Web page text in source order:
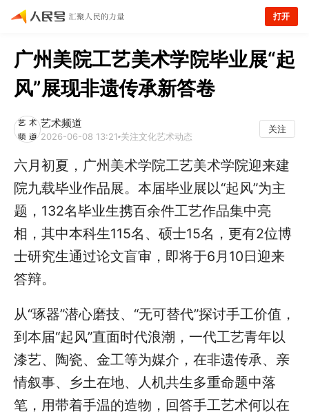
打开
广州美院工艺美术学院毕业展“起
风”展现非遗传承新答卷
艺术频道
2026-06-08 13:21 关注文化艺术动态
关注
六月初夏，广州美术学院工艺美术学院迎来建
院九载毕业作品展。本届毕业展以“起风”为主
题，132名毕业生携百余件工艺作品集中亮
相，其中本科生115名、硕士15名，更有2位博
士研究生通过论文盲审，即将于6月10日迎来
答辩。
从“琢器”潜心磨技、“无可替代”探讨手工价值，
到本届“起风”直面时代浪潮，一代工艺青年以
漆艺、陶瓷、金工等为媒介，在非遗传承、亲
情叙事、乡土在地、人机共生多重命题中落
笔，用带着手温的造物，回答手工艺术何以在